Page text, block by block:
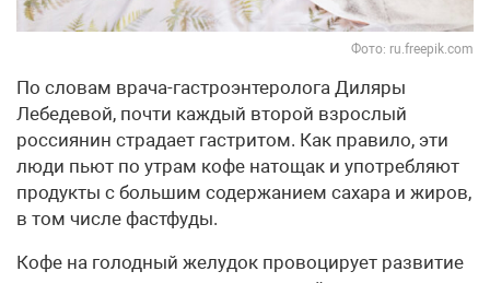
Фото: ru.freepik.com
По словам врача-гастроэнтеролога Диляры
Лебедевой, почти каждый второй взрослый
россиянин страдает гастритом. Как правило, эти
люди пьют по утрам кофе натощак и употребляют
продукты с большим содержанием сахара и жиров,
в том числе фастфуды.
Кофе на голодный желудок провоцирует развитие